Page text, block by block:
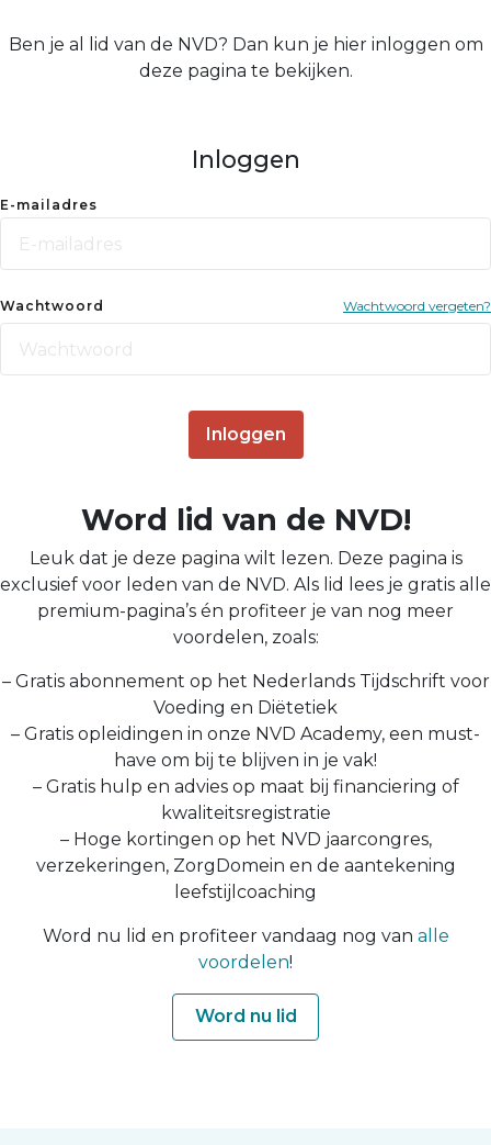
Ben je al lid van de NVD? Dan kun je hier inloggen om
deze pagina te bekijken.
Inloggen
E-mailadres
Wachtwoord Wachtwoord vergeten?
Inloggen
Word lid van de NVD!
Leuk dat je deze pagina wilt lezen. Deze pagina is
exclusief voor leden van de NVD. Als lid lees je gratis alle
premium-pagina’s én profiteer je van nog meer
voordelen, zoals:
– Gratis abonnement op het Nederlands Tijdschrift voor
Voeding en Diëtetiek
– Gratis opleidingen in onze NVD Academy, een must-
have om bij te blijven in je vak!
– Gratis hulp en advies op maat bij financiering of
kwaliteitsregistratie
– Hoge kortingen op het NVD jaarcongres,
verzekeringen, ZorgDomein en de aantekening
leefstijlcoaching
Word nu lid en profiteer vandaag nog van alle
voordelen!
Word nu lid